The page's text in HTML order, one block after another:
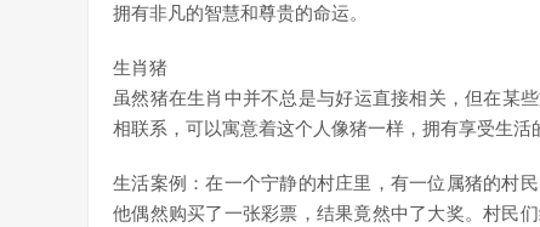
拥有非凡的智慧和尊贵的命运。
生肖猪
虽然猪在生肖中并不总是与好运直接相关，但在某
相联系，可以寓意着这个人像猪一样，拥有享受生活
生活案例：在一个宁静的村庄里，有一位属猪的村
他偶然购买了一张彩票，结果竟然中了大奖。村民